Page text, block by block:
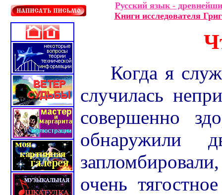
Русский язык -
Книги исследователя
Когда я
случилась
совершенно
обнаружили
очень